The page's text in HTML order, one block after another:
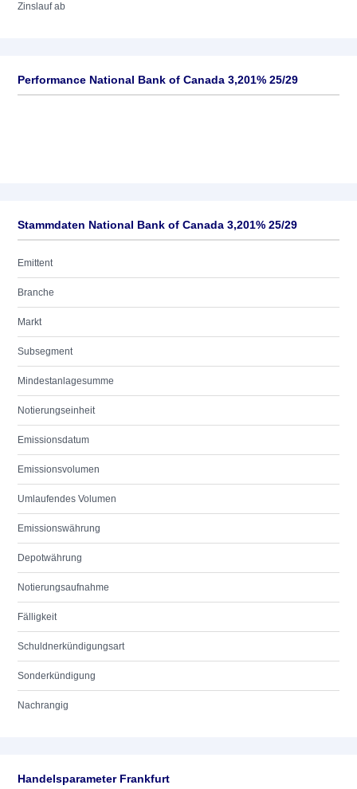
Zinslauf ab
Performance National Bank of Canada 3,201% 25/29
Stammdaten National Bank of Canada 3,201% 25/29
Emittent
Branche
Markt
Subsegment
Mindestanlagesumme
Notierungseinheit
Emissionsdatum
Emissionsvolumen
Umlaufendes Volumen
Emissionswährung
Depotwährung
Notierungsaufnahme
Fälligkeit
Schuldnerkündigungsart
Sonderkündigung
Nachrangig
Handelsparameter Frankfurt